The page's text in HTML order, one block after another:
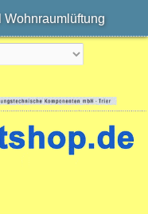
Wohnraumlüftung